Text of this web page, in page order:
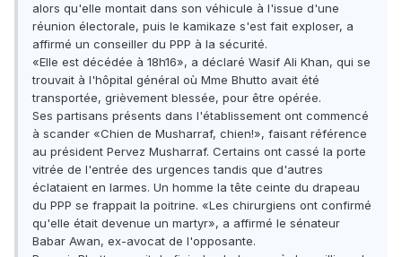
alors qu'elle montait dans son véhicule à l'issue d'une
réunion électorale, puis le kamikaze s'est fait exploser, a
affirmé un conseiller du PPP à la sécurité.
«Elle est décédée à 18h16», a déclaré Wasif Ali Khan, qui se
trouvait à l'hôpital général où Mme Bhutto avait été
transportée, grièvement blessée, pour être opérée.
Ses partisans présents dans l'établissement ont commencé
à scander «Chien de Musharraf, chien!», faisant référence
au président Pervez Musharraf. Certains ont cassé la porte
vitrée de l'entrée des urgences tandis que d'autres
éclataient en larmes. Un homme la tête ceinte du drapeau
du PPP se frappait la poitrine. «Les chirurgiens ont confirmé
qu'elle était devenue un martyr», a affirmé le sénateur
Babar Awan, ex-avocat de l'opposante.